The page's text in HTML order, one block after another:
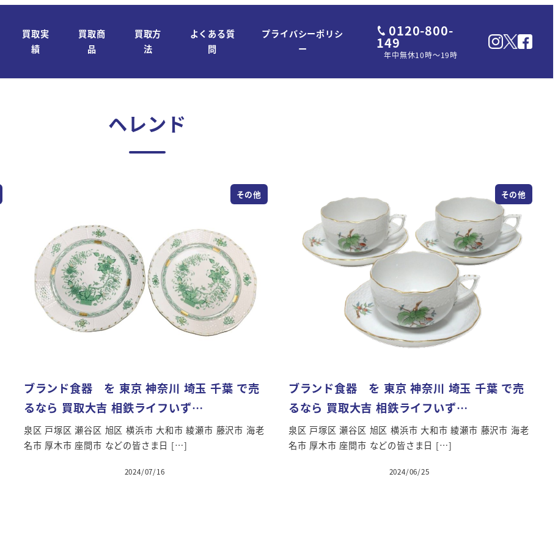
買取実
績
買取商
品
買取方
法
よくある質
問
プライバシーポリシ
ー
0120-800-
149
年中無休10時～19時
ヘレンド
その他
ブランド食器 を 東京 神奈川 埼玉 千葉 で売
るなら 買取大吉 相鉄ライフいず…
泉区 戸塚区 瀬谷区 旭区 横浜市 大和市 綾瀬市 藤沢市 海老
名市 厚木市 座間市 などの皆さま日 […]
2024/07/16
その他
ブランド食器 を 東京 神奈川 埼玉 千葉 で売
るなら 買取大吉 相鉄ライフいず…
泉区 戸塚区 瀬谷区 旭区 横浜市 大和市 綾瀬市 藤沢市 海老
名市 厚木市 座間市 などの皆さま日 […]
2024/06/25